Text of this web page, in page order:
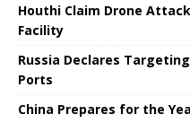
Houthi Claim Drone
Facility
Russia Declares
Ports
China Prepares for the